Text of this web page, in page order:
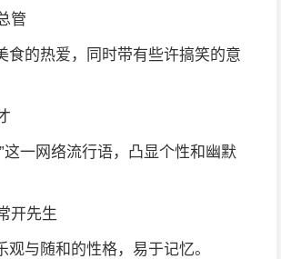
管
食的热爱，同时带有些许搞笑的意
这一网络流行语，凸显个性和幽默
开先生
观与随和的性格，易于记忆。